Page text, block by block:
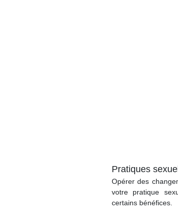
Pratiques
Opérer des
votre pratique
certains bénéfices.